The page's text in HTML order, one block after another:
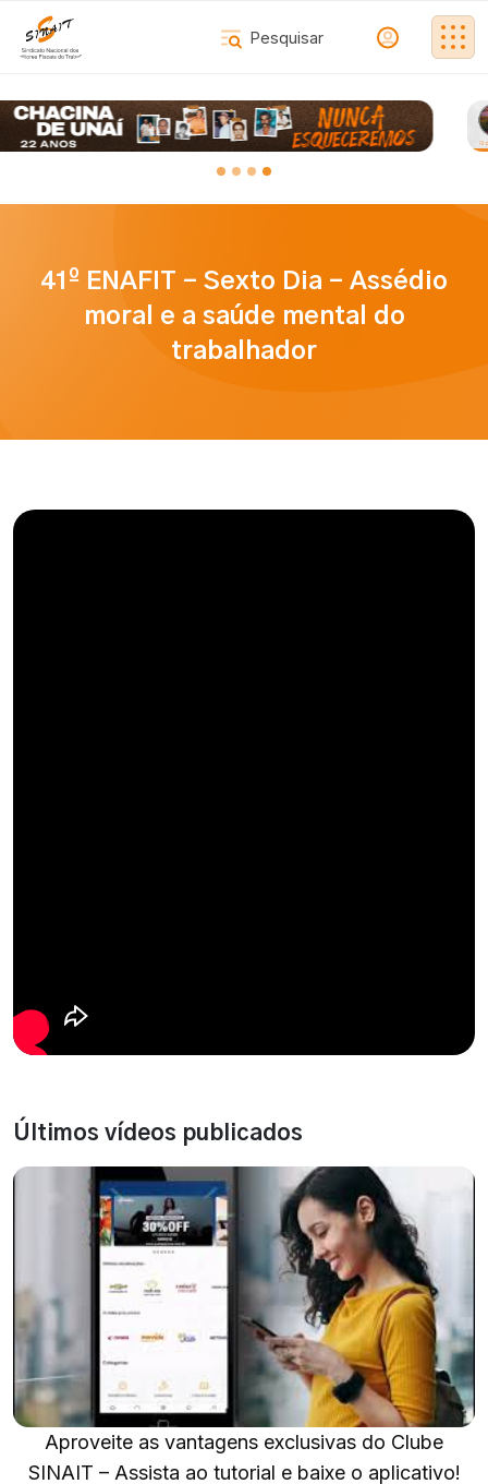
41º ENAFIT - Sexto Dia - Assédio
moral e a saúde mental do
trabalhador
Últimos vídeos publicados
Aproveite as vantagens exclusivas do Clube
SINAIT – Assista ao tutorial e baixe o aplicativo!